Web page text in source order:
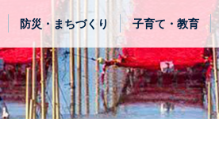
防災・まちづくり 子育て・教育